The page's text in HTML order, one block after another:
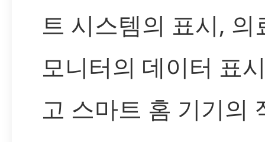
트 시스템의 표시, 의
모니터의 데이터 표
고 스마트 홈 기기의